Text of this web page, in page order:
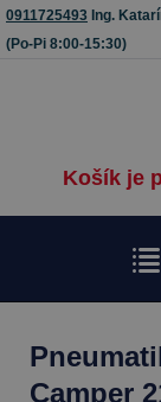
0911725493 Ing.
(Po-Pi 8:00-15:30)
Košík je
Camper